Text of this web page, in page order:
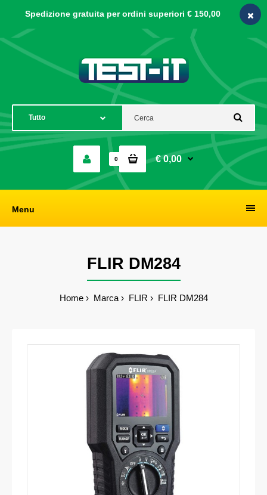
Spedizione gratuita per ordini superiori € 150,00
0 € 0,00
Menu
FLIR DM284
Home Marca FLIR FLIR DM284